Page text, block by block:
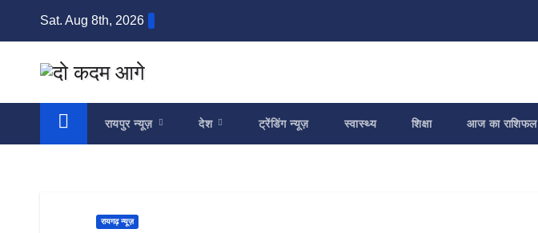
Sat. Aug 8th, 2026
रायपुर न्यूज़ देश ट्रेंडिंग न्यूज़ स्वास्थ्य शिक्षा आज का राशिफल
रायगढ़ न्यूज़